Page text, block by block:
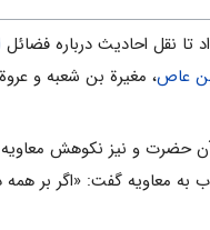
تا نقل احادیث درباره فضائل
عاص، مغیرة بن شعبه و
حضرت و نیز نکوهش معاویه
به معاویه گفت: «اگر بر همه